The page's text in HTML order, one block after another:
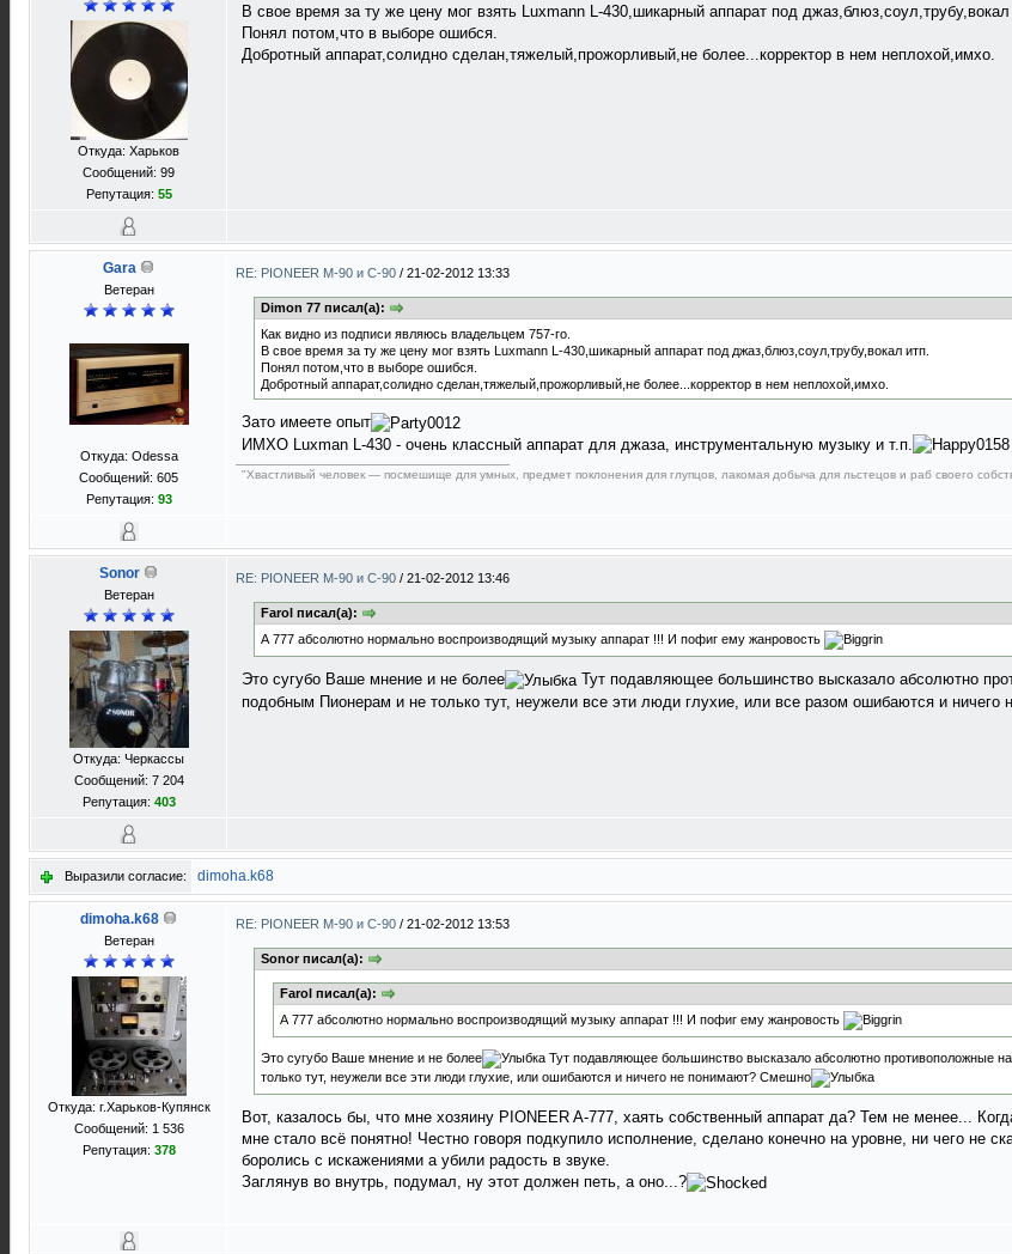
Откуда: Харьков
Сообщений: 99
Репутация: 55
В свое время за ту же цену мог взять Luxmann L-430,шикарный аппарат под джаз,блюз,соул,трубу,вокал
Понял потом,что в выборе ошибся.
Добротный аппарат,солидно сделан,тяжелый,прожорливый,не более...корректор в нем неплохой,имхо.
Gara
Ветеран
Откуда: Odessa
Сообщений: 605
Репутация: 93
RE: PIONEER M-90 и C-90 / 21-02-2012 13:33
Dimon 77 писал(а):
Как видно из подписи являюсь владельцем 757-го.
В свое время за ту же цену мог взять Luxmann L-430,шикарный аппарат под джаз,блюз,соул,трубу,вокал итп.
Понял потом,что в выборе ошибся.
Добротный аппарат,солидно сделан,тяжелый,прожорливый,не более...корректор в нем неплохой,имхо.
Зато имеете опыт
ИМХО Luxman L-430 - очень классный аппарат для джаза, инструментальную музыку и т.п.
"Хвастливый человек — посмешище для умных, предмет поклонения для глупцов, лакомая добыча для льстецов и раб своего
Sonor
Ветеран
Откуда: Черкассы
Сообщений: 7 204
Репутация: 403
RE: PIONEER M-90 и C-90 / 21-02-2012 13:46
Farol писал(а):
А 777 абсолютно нормально воспроизводящий музыку аппарат !!! И пофиг ему жанровость
Это сугубо Ваше мнение и не более
Тут подавляющее большинство высказало абсолютно
подобным Пионерам и не только тут, неужели все эти люди глухие, или все разом ошибаются и
Выразили согласие: dimoha.k68
dimoha.k68
Ветеран
Откуда: г.Харьков-Купянск
Сообщений: 1 536
Репутация: 378
RE: PIONEER M-90 и C-90 / 21-02-2012 13:53
Sonor писал(а):
Farol писал(а):
А 777 абсолютно нормально воспроизводящий музыку аппарат !!! И пофиг ему жанровость
Это сугубо Ваше мнение и не более
Тут подавляющее большинство высказало абсолютно противоположные
только тут, неужели все эти люди глухие, или ошибаются и ничего не понимают? Смешно
Вот, казалось бы, что мне хозяину PIONEER A-777, хаять собственный аппарат да? Тем не менее...
мне стало всё понятно! Честно говоря подкупило исполнение, сделано конечно на уровне, ни чего не
боролись с искажениями а убили радость в звуке.
Заглянув во внутрь, подумал, ну этот должен петь, а оно...?